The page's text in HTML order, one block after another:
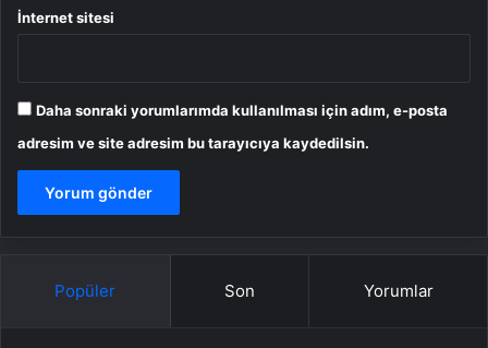
İnternet sitesi
Daha sonraki yorumlarımda kullanılması için adım, e-posta
adresim ve site adresim bu tarayıcıya kaydedilsin.
Popüler Son Yorumlar